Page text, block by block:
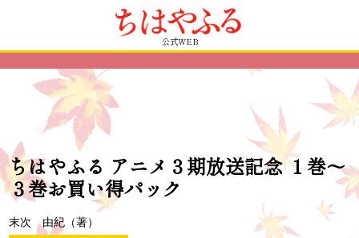
公式WEB
ちはやふる アニメ３期放送記念 １巻～
３巻お買い得パック
末次 由紀（著）